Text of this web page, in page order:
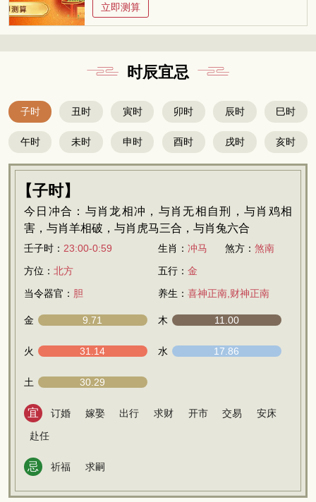
立即测算
时辰宜忌
子时 丑时 寅时 卯时 辰时 巳时
午时 未时 申时 酉时 戌时 亥时
【子时】
今日冲合：与肖龙相冲，与肖无相自刑，与肖鸡相
害，与肖羊相破，与肖虎马三合，与肖兔六合
壬子时： 23:00-0:59 生肖： 冲马 煞方： 煞南
方位： 北方 五行： 金
当令器官： 胆 养生： 喜神正南,财神正南
金 9.71 木 11.00
火 31.14 水 17.86
土 30.29
宜 订婚 嫁娶 出行 求财 开市 交易
安床
赴任
忌 祈福 求嗣